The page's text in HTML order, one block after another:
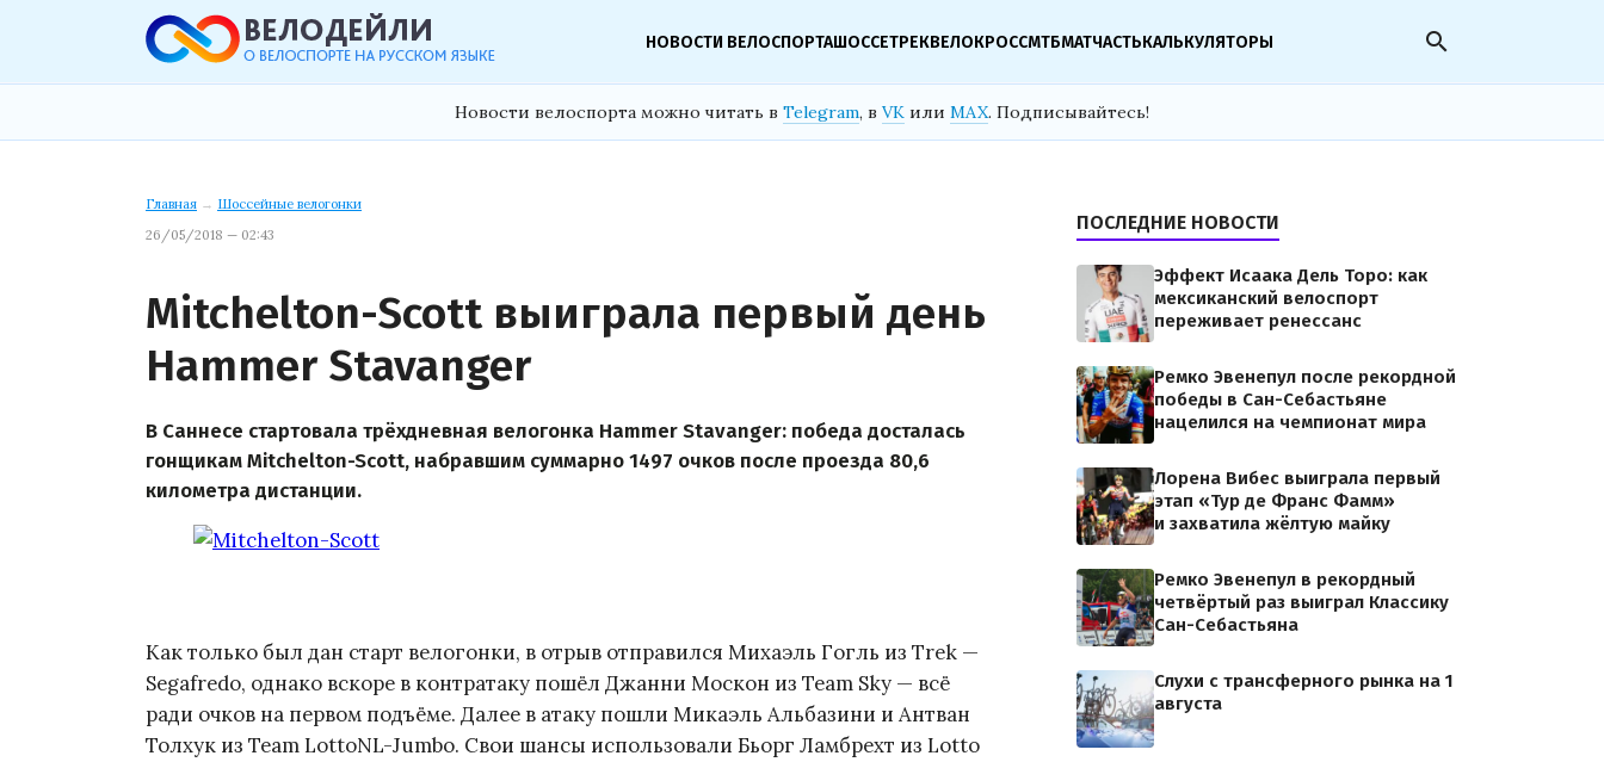
НОВОСТИ ВЕЛОСПОРТАШОССЕТРЕКВЕЛОКРОССМТБМАТЧАСТЬКАЛЬКУЛЯТОРЫ search
Новости велоспорта можно читать в Telegram, в VK или MAX. Подписывайтесь!
Главная → Шоссейные велогонки
26/05/2018 — 02:43
Mitchelton-Scott выиграла первый день
Hammer Stavanger
В Саннесе стартовала трёхдневная велогонка Hammer Stavanger: победа досталась
гонщикам Mitchelton-Scott, набравшим суммарно 1497 очков после проезда 80,6
километра дистанции.
Как только был дан старт велогонки, в отрыв отправился Михаэль Гогль из Trek —
Segafredo, однако вскоре в контратаку пошёл Джанни Москон из Team Sky — всё
ради очков на первом подъёме. Далее в атаку пошли Микаэль Альбазини и Антван
Толхук из Team LottoNL-Jumbo. Свои шансы использовали Бьорг Ламбрехт из Lotto
ПОСЛЕДНИЕ НОВОСТИ
Эффект Исаака Дель Торо: как
мексиканский велоспорт
переживает ренессанс
Ремко Эвенепул после рекордной
победы в Сан-Себастьяне
нацелился на чемпионат мира
Лорена Вибес выиграла первый
этап «Тур де Франс Фамм»
и захватила жёлтую майку
Ремко Эвенепул в рекордный
четвёртый раз выиграл Классику
Сан-Себастьяна
Слухи с трансферного рынка на 1
августа